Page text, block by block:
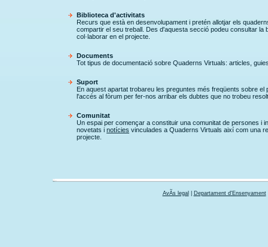
Biblioteca d'activitats
Recurs que està en desenvolupament i pretén allotjar els
compartir el seu treball. Des d'aquesta secció podeu consultar
col·laborar en el projecte.
Documents
Tot tipus de documentació sobre Quaderns Virtuals: articles,
Suport
En aquest apartat trobareu les preguntes més freqüents sobre
l'accés al fòrum per fer-nos arribar els dubtes que no trobeu
Comunitat
Un espai per començar a constituir una comunitat de persones i
novetats i notícies vinculades a Quaderns Virtuals així com una
projecte.
AvÃ­s legal Departament d'Ensenyament